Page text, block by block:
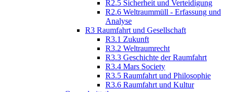
R2.5 Sicherheit und Verteidigung
R2.6 Weltraummüll - Erfassung und
Analyse
R3 Raumfahrt und Gesellschaft
R3.1 Zukunft
R3.2 Weltraumrecht
R3.3 Geschichte der Raumfahrt
R3.4 Mars Society
R3.5 Raumfahrt und Philosophie
R3.6 Raumfahrt und Kultur